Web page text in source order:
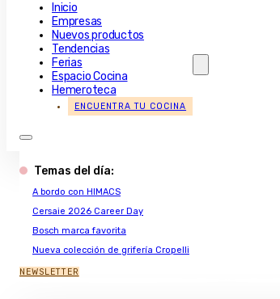
Inicio
Empresas
Nuevos productos
Tendencias
Ferias
Espacio Cocina
Hemeroteca
ENCUENTRA TU COCINA
Temas del día:
A bordo con HIMACS
Cersaie 2026 Career Day
Bosch marca favorita
Nueva colección de grifería Cropelli
NEWSLETTER